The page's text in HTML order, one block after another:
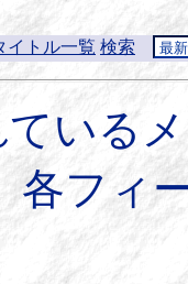
イトル一覧 検索
いる
各フィ